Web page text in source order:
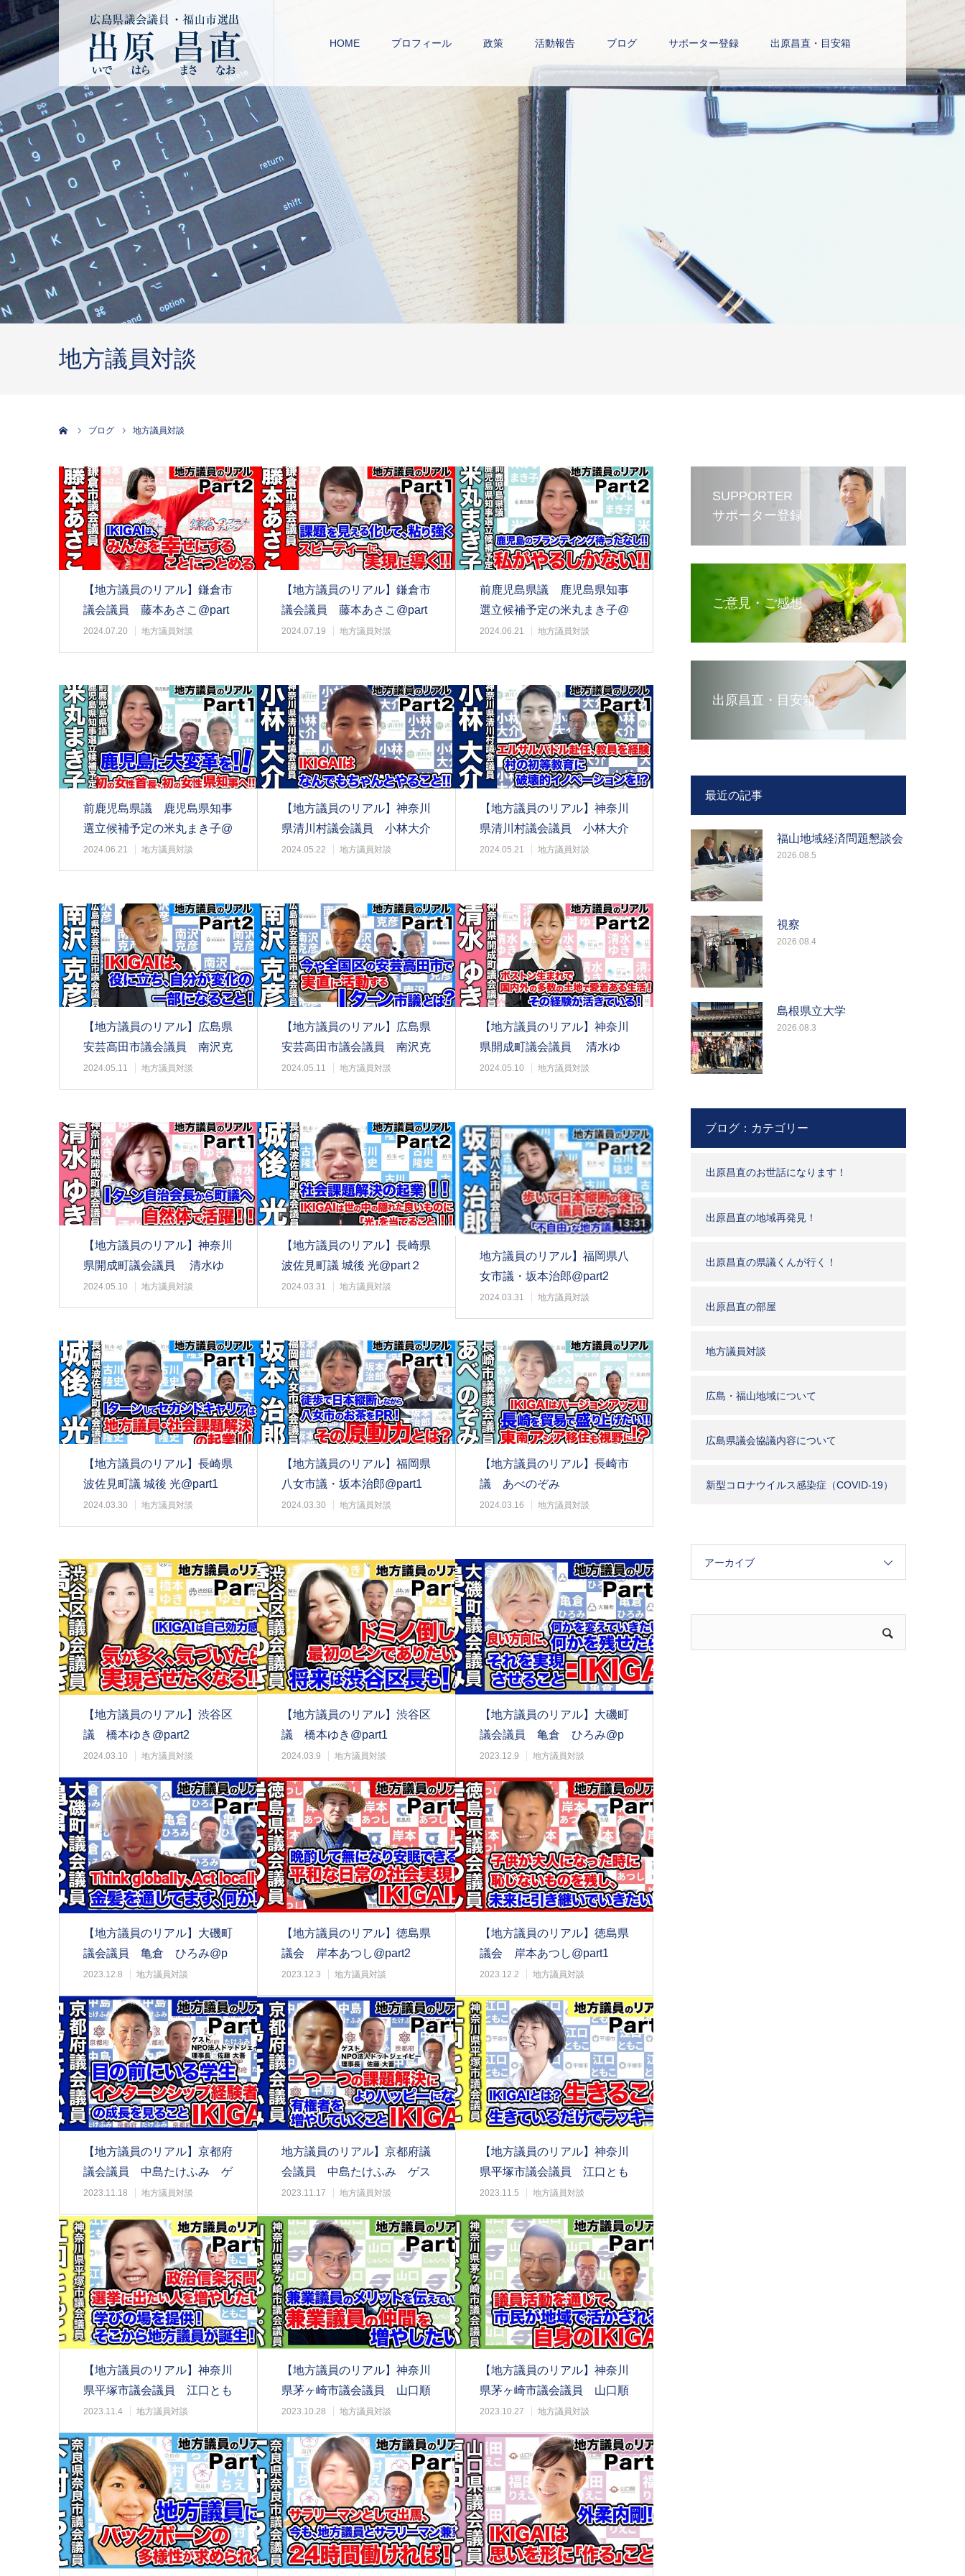
HOME プロフィール 政策 活動報告 ブログ サポーター登録 出原昌直・目安箱
地方議員対談
ブログ 地方議員対談
【地方議員のリアル】鎌倉市
議会議員 藤本あさこ@part
2
2024.07.20 地方議員対談
【地方議員のリアル】鎌倉市
議会議員 藤本あさこ@part
1
2024.07.19 地方議員対談
前鹿児島県議 鹿児島県知事
選立候補予定の米丸まき子@
Part2
2024.06.21 地方議員対談
前鹿児島県議 鹿児島県知事
選立候補予定の米丸まき子@
Part1
2024.06.21 地方議員対談
【地方議員のリアル】神奈川
県清川村議会議員 小林大介
@part2
2024.05.22 地方議員対談
【地方議員のリアル】神奈川
県清川村議会議員 小林大介
@part1
2024.05.21 地方議員対談
【地方議員のリアル】広島県
安芸高田市議会議員 南沢克
彦@Part2
2024.05.11 地方議員対談
【地方議員のリアル】広島県
安芸高田市議会議員 南沢克
彦@part1
2024.05.11 地方議員対談
【地方議員のリアル】神奈川
県開成町議会議員 清水ゆ
き@part2
2024.05.10 地方議員対談
【地方議員のリアル】神奈川
県開成町議会議員 清水ゆ
き@part1
2024.05.10 地方議員対談
【地方議員のリアル】長崎県
波佐見町議 城後 光@part２
2024.03.31 地方議員対談
地方議員のリアル】福岡県八
女市議・坂本治郎@part2
2024.03.31 地方議員対談
【地方議員のリアル】長崎県
波佐見町議 城後 光@part1
2024.03.30 地方議員対談
【地方議員のリアル】福岡県
八女市議・坂本治郎@part1
2024.03.30 地方議員対談
【地方議員のリアル】長崎市
議 あべのぞみ
2024.03.16 地方議員対談
【地方議員のリアル】渋谷区
議 橋本ゆき@part2
2024.03.10 地方議員対談
【地方議員のリアル】渋谷区
議 橋本ゆき@part1
2024.03.9 地方議員対談
【地方議員のリアル】大磯町
議会議員 亀倉 ひろみ@p
art2
2023.12.9 地方議員対談
【地方議員のリアル】大磯町
議会議員 亀倉 ひろみ@p
art1
2023.12.8 地方議員対談
【地方議員のリアル】徳島県
議会 岸本あつし@part2
2023.12.3 地方議員対談
【地方議員のリアル】徳島県
議会 岸本あつし@part1
2023.12.2 地方議員対談
【地方議員のリアル】京都府
議会議員 中島たけふみ ゲ
スト：NPO法人…
2023.11.18 地方議員対談
地方議員のリアル】京都府議
会議員 中島たけふみ ゲス
ト：NPO法人ド…
2023.11.17 地方議員対談
【地方議員のリアル】神奈川
県平塚市議会議員 江口とも
こ@part2
2023.11.5 地方議員対談
【地方議員のリアル】神奈川
県平塚市議会議員 江口とも
こ@part1
2023.11.4 地方議員対談
【地方議員のリアル】神奈川
県茅ヶ崎市議会議員 山口順
平@part2
2023.10.28 地方議員対談
【地方議員のリアル】神奈川
県茅ヶ崎市議会議員 山口順
平@part1
2023.10.27 地方議員対談
SUPPORTER
サポーター登録
ご意見・ご感想
出原昌直・目安箱
最近の記事
福山地域経済問題懇談会
2026.08.5
視察
2026.08.4
島根県立大学
2026.08.3
ブログ：カテゴリー
出原昌直のお世話になります！
出原昌直の地域再発見！
出原昌直の県議くんが行く！
出原昌直の部屋
地方議員対談
広島・福山地域について
広島県議会協議内容について
新型コロナウイルス感染症（COVID-19）
アーカイブ